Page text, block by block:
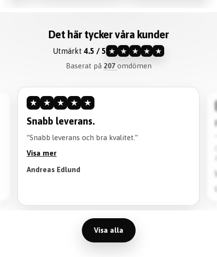
Det här tycker våra kunder
Utmärkt 4.5 / 5 ★ ★ ★ ★ ★
Baserat på 207 omdömen
★ ★ ★ ★ ★
Snabb leverans.
“Snabb leverans och bra kvalitet.”
Visa mer
Andreas Edlund
Visa alla